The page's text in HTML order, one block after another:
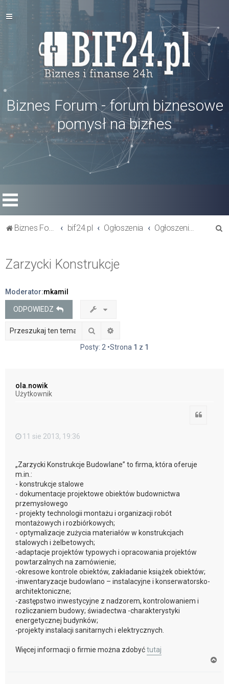
Biznes Forum - forum biznesowe
pomysł na biznes
Biznes Forum bif24.pl Ogłoszenia Ogłoszenia inne
Zarzycki Konstrukcje
Moderator:mkamil
ODPOWIEDZ
Szukaj
Posty: 2 •Strona 1 z 1
ola.nowik
Użytkownik
11 sie 2013, 19:36
„Zarzycki Konstrukcje Budowlane” to firma, która oferuje
m.in.:
- konstrukcje stalowe
- dokumentacje projektowe obiektów budownictwa
przemysłowego
- projekty technologii montażu i organizacji robót
montażowych i rozbiórkowych;
- optymalizacje zużycia materiałów w konstrukcjach
stalowych i żelbetowych;
-adaptacje projektów typowych i opracowania projektów
powtarzalnych na zamówienie;
-okresowe kontrole obiektów, zakładanie książek obiektów;
-inwentaryzacje budowlano – instalacyjne i konserwatorsko-
architektoniczne;
-zastępstwo inwestycyjne z nadzorem, kontrolowaniem i
rozliczaniem budowy; świadectwa -charakterystyki
energetycznej budynków;
-projekty instalacji sanitarnych i elektrycznych.
Więcej informacji o firmie można zdobyćtutaj